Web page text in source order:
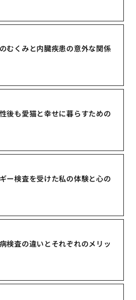
むくみと内臓疾患の意外な関係
後も愛猫と幸せに暮らすための
ー検査を受けた私の体験と心の
検査の違いとそれぞれのメリッ